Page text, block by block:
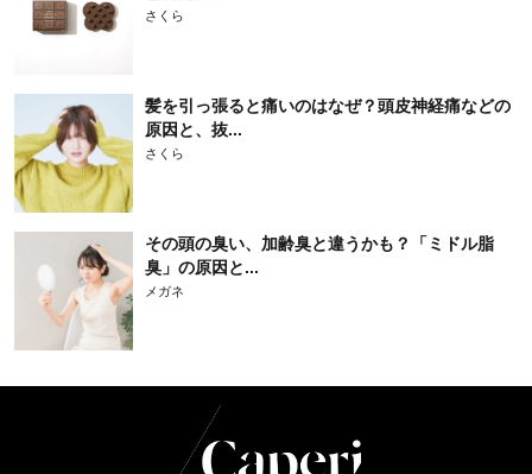
さくら
髪を引っ張ると痛いのはなぜ？頭皮神経痛などの
原因と、抜...
さくら
その頭の臭い、加齢臭と違うかも？「ミドル脂
臭」の原因と...
メガネ